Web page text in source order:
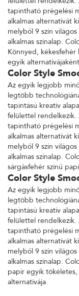
tapintható prégelési
alkalmas alternatívát
melyből 9 szín
alkalmas színalap.
Könnyed,
egyik
Color Style
Az egyik legjobb
legtöbb
tapintású kreatív
felülettel
tapintható prégelési
alkalmas alternatívát
melyből 9 szín
alkalmas színalap.
sárgásfehér színű
Color Style
Az egyik legjobb
legtöbb
tapintású kreatív
felülettel
tapintható prégelési
alkalmas alternatívát
melyből 9 szín
alkalmas színalap.
papír egyik
alternatívája.